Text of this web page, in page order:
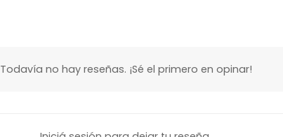
Todavía no hay reseñas. ¡Sé el primero en opinar!